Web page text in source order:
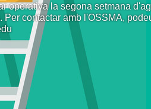
operativa la segona setmana
Per contactar amb l'OSSMA,